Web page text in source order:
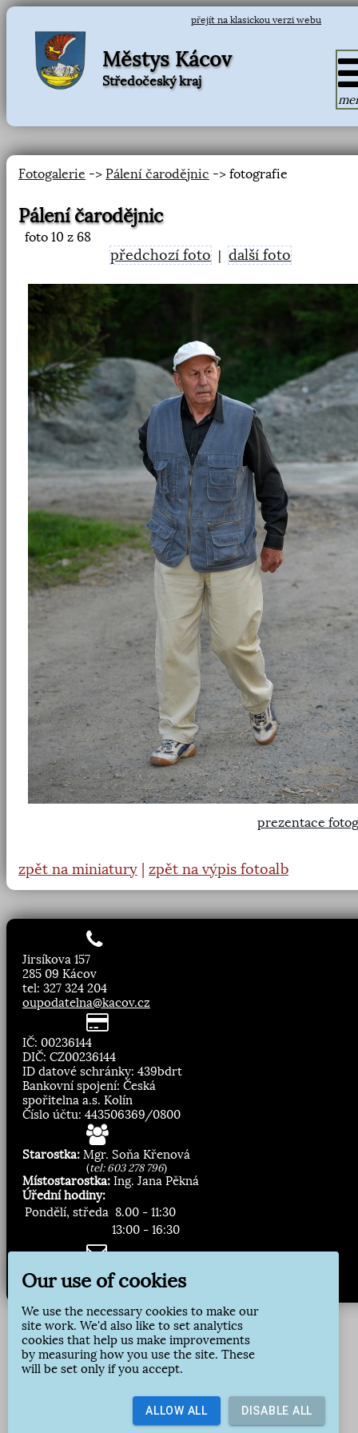
přejít na klasickou verzi webu
Městys Kácov
Středočeský kraj
Fotogalerie -> Pálení čarodějnic -> fotografie
Pálení čarodějnic
foto 10 z 68
předchozí foto |další foto
prezentace
zpět na miniatury zpět na výpis fotoalb
Jirsíkova 157
285 09 Kácov
tel: 327 324 204
oupodatelna@kacov.cz
IČ: 00236144
DIČ: CZ00236144
ID datové schránky: 439bdrt
Bankovní spojení: Česká
spořitelna a.s. Kolín
Číslo účtu: 443506369/0800
Starostka: Mgr. Soňa Křenová
(tel: 603 278 796)
Místostarostka: Ing. Jana Pěkná
Úřední hodiny:
Pondělí, středa 8.00 - 11:30
13:00 - 16:30
Zasílání novinek:
Přihlásit odběr
Our use of cookies
We use the necessary cookies to make our
site work. We'd also like to set analytics
cookies that help us make improvements
by measuring how you use the site. These
will be set only if you accept.
ALLOW ALL DISABLE ALL